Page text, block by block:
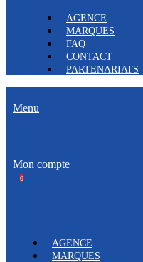
AGENCE
MARQUES
FAQ
CONTACT
PARTENARIATS
Menu
Mon compte
0
AGENCE
MARQUES